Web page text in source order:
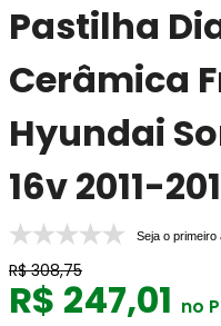
Pastilha
Cerâmica
Hyundai
16v 2011-
Seja o primeiro
R$ 308,75
R$ 247,01 no